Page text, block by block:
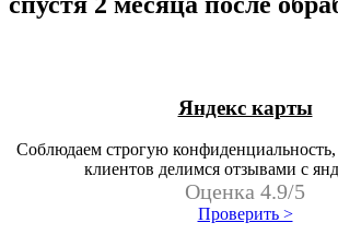
Яндекс карты
Соблюдаем строгую
клиентов делимся отзывами с
Оценка 4.9/5
Проверить >